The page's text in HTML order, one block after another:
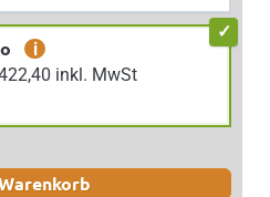
i
422,40 inkl. MwSt